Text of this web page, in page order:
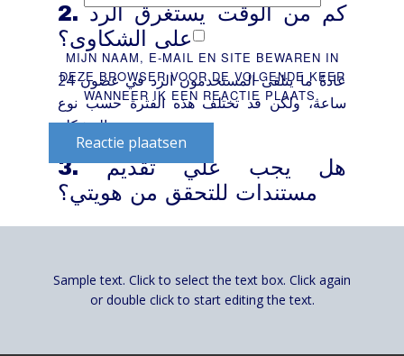
2. كم من الوقت يستغرق الرد
على الشكاوى؟
عادةً ما يتلقى المستخدمون الرد في غضون 24
ساعة، ولكن قد تختلف هذه الفترة حسب نوع
المشكلة.
3. هل يجب علي تقديم
مستندات للتحقق من هويتي؟
MIJN NAAM, E-MAIL EN SITE BEWAREN IN
DEZE BROWSER VOOR DE VOLGENDE KEER
WANNEER IK EEN REACTIE PLAATS.
Reactie plaatsen
Sample text. Click to select the text box. Click again
or double click to start editing the text.